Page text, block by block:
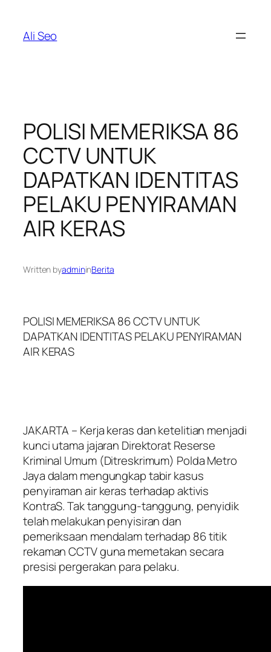
content
Ali Seo
POLISI MEMERIKSA 86
CCTV UNTUK
DAPATKAN IDENTITAS
PELAKU PENYIRAMAN
AIR KERAS
Written byadmininBerita
POLISI MEMERIKSA 86 CCTV UNTUK
DAPATKAN IDENTITAS PELAKU PENYIRAMAN
AIR KERAS
JAKARTA – Kerja keras dan ketelitian menjadi
kunci utama jajaran Direktorat Reserse
Kriminal Umum (Ditreskrimum) Polda Metro
Jaya dalam mengungkap tabir kasus
penyiraman air keras terhadap aktivis
KontraS. Tak tanggung-tanggung, penyidik
telah melakukan penyisiran dan
pemeriksaan mendalam terhadap 86 titik
rekaman CCTV guna memetakan secara
presisi pergerakan para pelaku.